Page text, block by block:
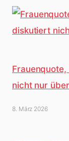
nicht nur
8. März 2026